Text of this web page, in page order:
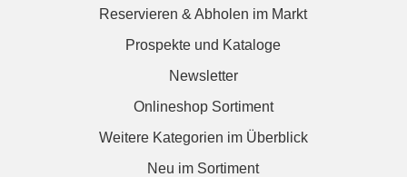
Reservieren & Abholen im Markt
Prospekte und Kataloge
Newsletter
Onlineshop Sortiment
Weitere Kategorien im Überblick
Neu im Sortiment